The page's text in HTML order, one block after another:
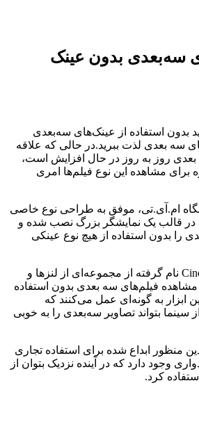
سه‌بعدی بدون عینک
بدون استفاده از عینک‌های سه‌بعدی
سه بعدی لذت ببرید.در حالی که علاقه
روز به روز در حال افزایش است،
برای مشاهده این نوع فیلم‌ها امری
ام.آی.تی، موفق به طراحی نوع خاصی
در قالب یک نمایشگر بزرگ نصب شده و
را بدون استفاده از هیچ نوع عینکی
پرده یاد شده که Cinema 3D نام گرفته از مجموعه‌ای از لنزها و
مشاهده فیلم‌های سه بعدی بدون استفاده
ابزار به گونه‌ای عمل می‌کنند که
سینما بتواند تصاویر سه‌بعدی را به خوبی
منظور ابداع شده برای استفاده تجاری
وجود دارد که در آینده نزدیک بتوان از
کرد.